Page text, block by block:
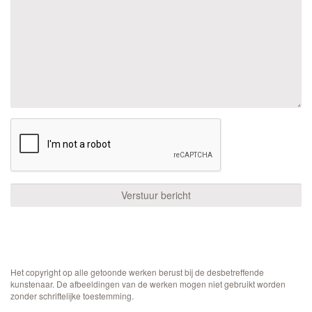
Het copyright op alle getoonde werken berust bij de desbetreffende
kunstenaar. De afbeeldingen van de werken mogen niet gebruikt worden
zonder schriftelijke toestemming.